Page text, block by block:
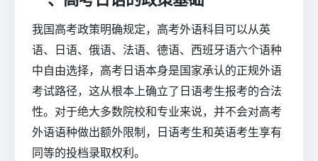
我国高考政策明确规定，高考外语科目可以从英
语、日语、俄语、法语、德语、西班牙语六个语种
中自由选择，高考日语本身是国家承认的正规外语
考试路径，这从根本上确立了日语考生报考的合法
性。对于绝大多数院校和专业来说，并不会对高考
外语语种做出额外限制，日语考生和英语考生享有
同等的投档录取权利。